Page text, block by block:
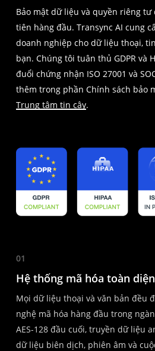
Bảo mật dữ liệu và quyền riêng
tiên hàng đầu. Transync AI cung
doanh nghiệp cho dữ liệu thoại,
bạn. Chúng tôi tuân thủ GDPR và
đuổi chứng nhận ISO 27001 và
thêm trong phần Chính sách bảo
Trung tâm tin cậy.
01
Hệ thống mã hóa toàn diện
Mọi dữ liệu thoại và văn bản đều
nghệ mã hóa hàng đầu trong
AES-128 đầu cuối, truyền dữ liệu
dữ liệu biên dịch, phiên âm và